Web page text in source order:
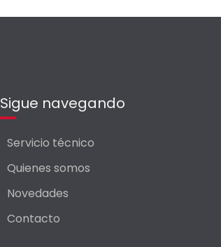
Sigue navegando
Servicio técnico
Quienes somos
Novedades
Contacto